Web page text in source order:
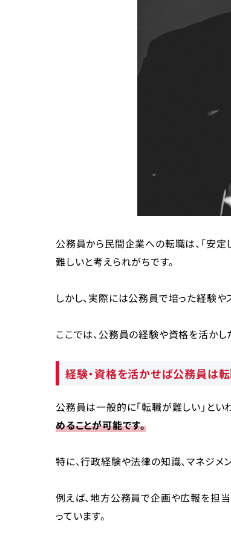
企業分析をしっかり行う
専門職に転職したい場合は資格を取得
公務員から転職するときの注意点
転職エージェントでサポートを受ける
スポーツ経験のある公務員の転職は「ス
公務員から民間企業への転職は、「安定
難しいと考えられがちです。
しかし、実際には公務員で培った経験や
ここでは、公務員の経験や資格を活か
経験・資格を活かせば公務員は
公務員は一般的に「転職が難しい」とい
めることが可能です。
特に、行政経験や法律の知識、マネジメ
例えば、地方公務員で企画や広報を担
っています。